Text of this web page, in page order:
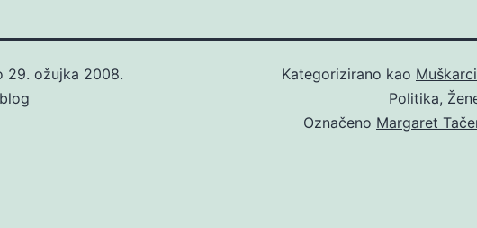
29. ožujka 2008.
Kategorizirano kao Muškarci
Politika,
Označeno Margaret